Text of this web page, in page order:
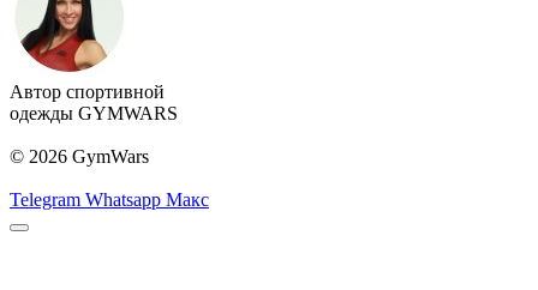
Автор спортивной
одежды GYMWARS
© 2026 GymWars
Telegram Whatsapp Макс